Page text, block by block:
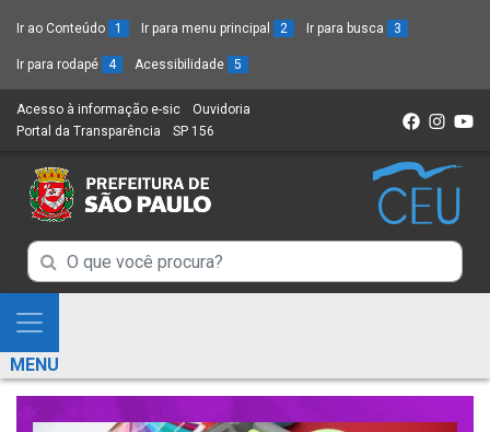
Ir ao Conteúdo 1 Ir para menu principal 2 Ir para busca 3
Ir para rodapé 4 Acessibilidade 5
Acesso à informação e-sic (Link
para
novo
sítio)
Ouvidoria
Portal da Transparência (Link
um
novo
SP 156
Campo
de
Busca
de
informações
Campo
de
de
informações
Mostra
e
Esconde
MENU